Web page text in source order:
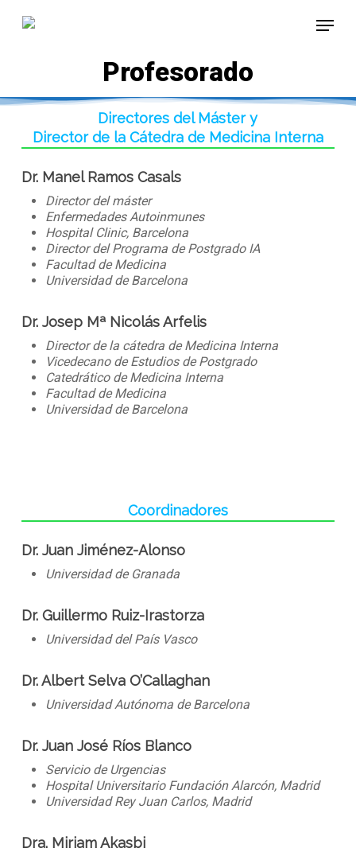
Menu
Profesorado
Directores del Máster y
Director de la Cátedra de Medicina Interna
Dr. Manel Ramos Casals
Director del máster
Enfermedades Autoinmunes
Hospital Clinic, Barcelona
Director del Programa de Postgrado IA
Facultad de Medicina
Universidad de Barcelona
Dr. Josep Mª Nicolás Arfelis
Director de la cátedra de Medicina Interna
Vicedecano de Estudios de Postgrado
Catedrático de Medicina Interna
Facultad de Medicina
Universidad de Barcelona
Coordinadores
Dr. Juan Jiménez-Alonso
Universidad de Granada
Dr. Guillermo Ruiz-Irastorza
Universidad del País Vasco
­Dr. Albert Selva O’Callaghan
Universidad Autónoma de Barcelona
­Dr. Juan José Ríos Blanco
Servicio de Urgencias
Hospital Universitario Fundación Alarcón, Madrid
Universidad Rey Juan Carlos, Madrid
­Dra. Miriam Akasbi